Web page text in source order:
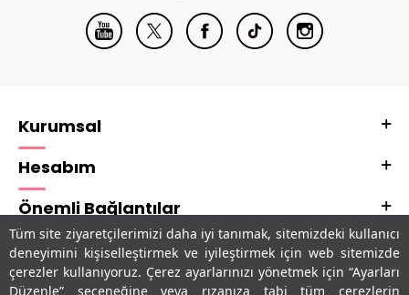
Tüm site ziyaretçilerimizi daha iyi tanımak, sitemizdeki kullanıcı
deneyimini kişiselleştirmek ve iyileştirmek için web sitemizde
çerezler kullanıyoruz. Çerez ayarlarınızı yönetmek için “Ayarları
Düzenle” seçeneğine veya rızanıza tabi tüm çerezlerin
Kurumsal
Hesabım
Önemli Bağlantılar
Adres & İletişim
Uygulamalarımız